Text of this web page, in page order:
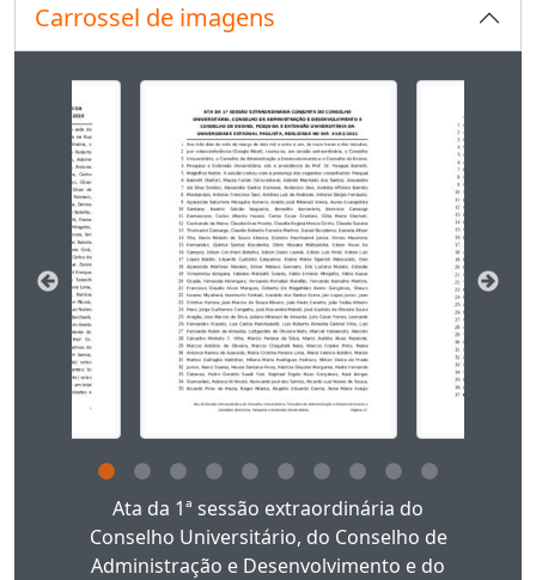
Carrossel de imagens
Ao clicar no link deste título da descrição a
Ata da 1ª sessão extraordinária do
Conselho Universitário, do Conselho de
Administração e Desenvolvimento e do